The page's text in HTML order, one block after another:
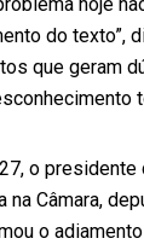
do texto”,
que geram
o
Câmara,
o